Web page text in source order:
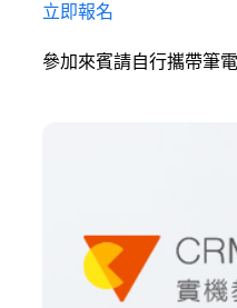
立即報名
參加來賓請自行攜帶筆